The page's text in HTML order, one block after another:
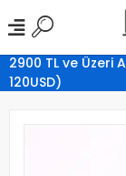
2900 TL ve Üzeri
120USD)